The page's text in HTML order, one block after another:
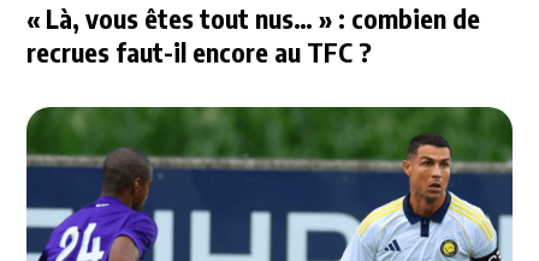
« Là, vous êtes tout nus… » : combien de
recrues faut-il encore au TFC ?